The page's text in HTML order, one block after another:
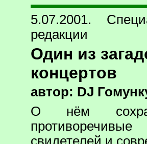
5.07.2001.
редакции
Один из
концертов
автор: DJ
О нём
свидетелей и